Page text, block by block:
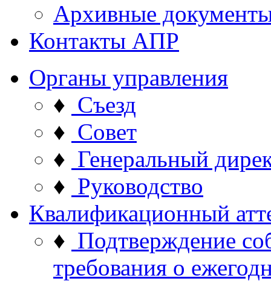
Архивные
Контакты АПР
Органы управления
♦ Съезд
♦ Совет
♦ Генеральный
♦ Руководство
Квалификационный
♦ Подтверждение
требования о